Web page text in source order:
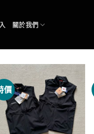
關於我們
價